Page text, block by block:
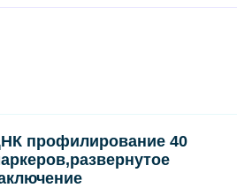
профилирование 40